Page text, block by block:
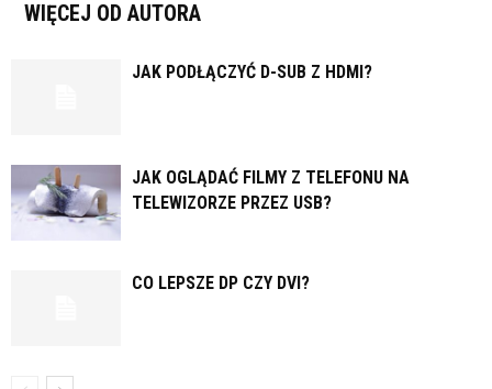
WIĘCEJ OD AUTORA
JAK PODŁĄCZYĆ D-SUB Z HDMI?
JAK OGLĄDAĆ FILMY Z TELEFONU NA
TELEWIZORZE PRZEZ USB?
CO LEPSZE DP CZY DVI?